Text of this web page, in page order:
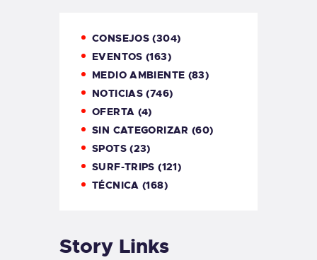
CONSEJOS (304)
EVENTOS (163)
MEDIO AMBIENTE (83)
NOTICIAS (746)
OFERTA (4)
SIN CATEGORIZAR (60)
SPOTS(23)
SURF-TRIPS (121)
TÉCNICA (168)
Story Links